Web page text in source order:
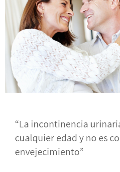
“La incontinencia
cualquier edad y no es
envejecimiento”